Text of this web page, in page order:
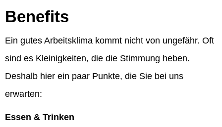
Benefits
Ein gutes Arbeitsklima kommt nicht von ungefähr. Oft
sind es Kleinigkeiten, die die Stimmung heben.
Deshalb hier ein paar Punkte, die Sie bei uns
erwarten:
Essen & Trinken